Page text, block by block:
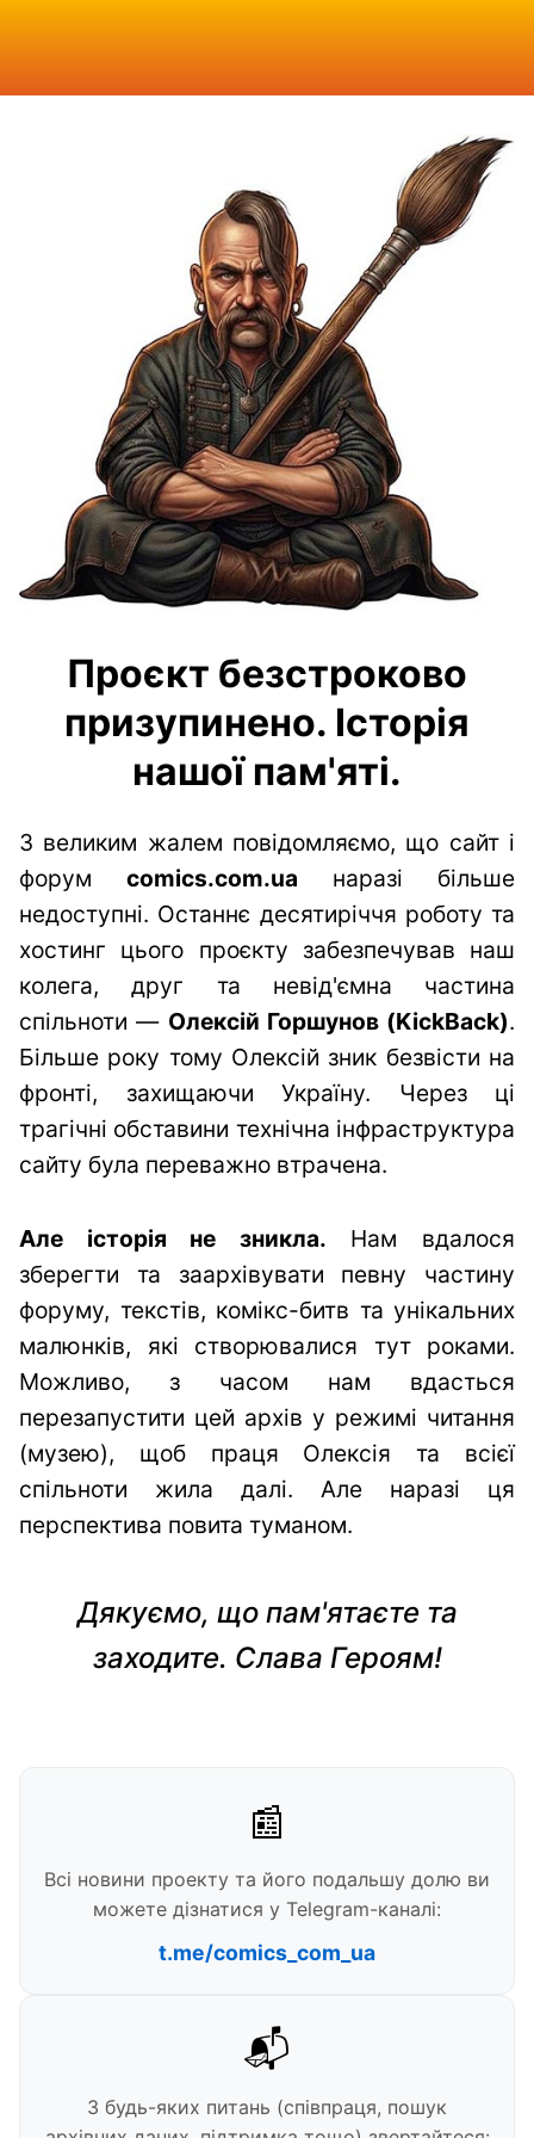
Проєкт безстроково
призупинено. Історія
нашої пам'яті.
З великим жалем повідомляємо, що сайт і
форум comics.com.ua наразі більше
недоступні. Останнє десятиріччя роботу та
хостинг цього проєкту забезпечував наш
колега, друг та невід'ємна частина
спільноти — Олексій Горшунов (KickBack).
Більше року тому Олексій зник безвісти на
фронті, захищаючи Україну. Через ці
трагічні обставини технічна інфраструктура
сайту була переважно втрачена.
Але історія не зникла. Нам вдалося
зберегти та заархівувати певну частину
форуму, текстів, комікс-битв та унікальних
малюнків, які створювалися тут роками.
Можливо, з часом нам вдасться
перезапустити цей архів у режимі читання
(музею), щоб праця Олексія та всієї
спільноти жила далі. Але наразі ця
перспектива повита туманом.
Дякуємо, що пам'ятаєте та
заходите. Слава Героям!
📰
Всі новини проекту та його подальшу долю ви
можете дізнатися у Telegram-каналі:
t.me/comics_com_ua
📬
З будь-яких питань (співпраця, пошук